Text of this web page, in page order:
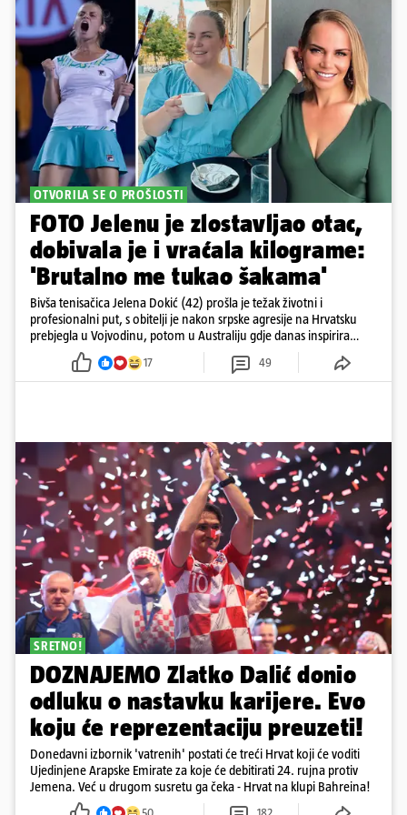
OTVORILA SE O PROŠLOSTI
FOTO Jelenu je zlostavljao otac,
dobivala je i vraćala kilograme:
'Brutalno me tukao šakama'
Bivša tenisačica Jelena Dokić (42) prošla je težak životni i
profesionalni put, s obitelji je nakon srpske agresije na Hrvatsku
prebjegla u Vojvodinu, potom u Australiju gdje danas inspirira
17 49
SRETNO!
DOZNAJEMO Zlatko Dalić donio
odluku o nastavku karijere. Evo
koju će reprezentaciju preuzeti!
Donedavni izbornik 'vatrenih' postati će treći Hrvat koji će voditi
Ujedinjene Arapske Emirate za koje će debitirati 24. rujna protiv
Jemena. Već u drugom susretu ga čeka - Hrvat na klupi Bahreina!